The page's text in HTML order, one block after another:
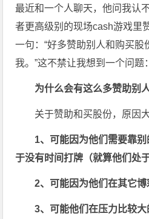
最近和一个人聊天，他问我认
者更高级别的现场cash游戏里
一句：“好多赞助别人和购买
我。”这不禁让我想到一个问题：
为什么会有这么多赞助别
关于赞助和买股份，原因
1、可能因为他们需要靠
于没有时间打牌（就算他们处
2、可能因为他们在其它博
3、可能他们在压力比较大